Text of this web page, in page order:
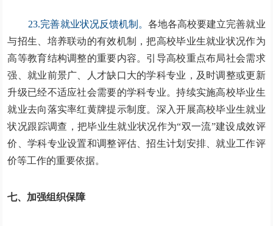
23.完善就业状况反馈机制。 各地各高校要建立完善就业
与招生、培养联动的有效机制，把高校毕业生就业状况作为
高等教育结构调整的重要内容。引导高校重点布局社会需求
强、就业前景广、人才缺口大的学科专业，及时调整或更新
升级已经不适应社会需要的学科专业。持续实施高校毕业生
就业去向落实率红黄牌提示制度。深入开展高校毕业生就业
状况跟踪调查，把毕业生就业状况作为“双一流”建设成效评
价、学科专业设置和调整评估、招生计划安排、就业工作评
价等工作的重要依据。
七、加强组织保障